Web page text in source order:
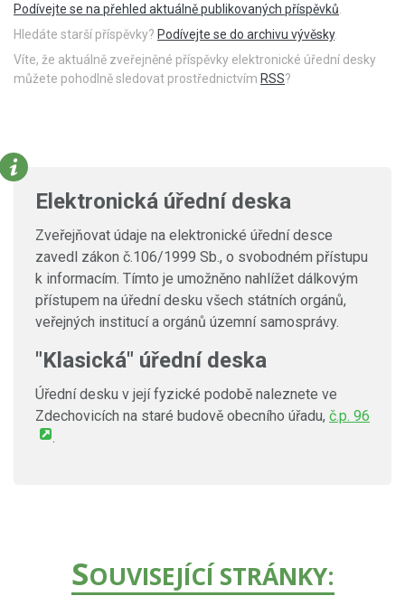
Podívejte se na přehled aktuálně publikovaných příspěvků
Hledáte starší příspěvky? Podívejte se do archivu vývěsky.
Víte, že aktuálně zveřejněné příspěvky elektronické úřední desky
můžete pohodlně sledovat prostřednictvím RSS?
Elektronická úřední deska
Zveřejňovat údaje na elektronické úřední desce
zavedl zákon č.106/1999 Sb., o svobodném přístupu
k informacím. Tímto je umožněno nahlížet dálkovým
přístupem na úřední desku všech státních orgánů,
veřejných institucí a orgánů územní samosprávy.
"Klasická" úřední deska
Úřední desku v její fyzické podobě naleznete ve
Zdechovicích na staré budově obecního úřadu, č.p. 96
.
SOUVISEJÍCÍ STRÁNKY: